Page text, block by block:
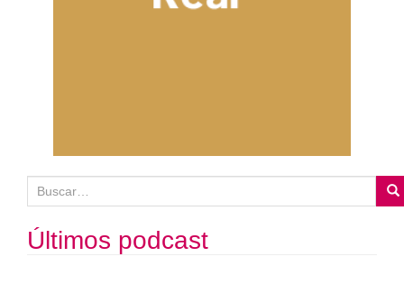
u
s
c
Últimos podcast